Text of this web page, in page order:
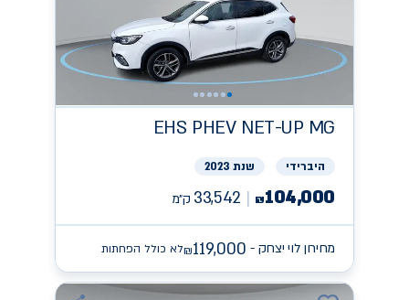
MG
EHS PHEV NET-UP
היברידי שנת 2023
₪104,000
33,542 ק״מ
מחירון לוי יצחק - ₪119,000 לא כולל הפחתות